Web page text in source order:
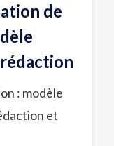
de
: modèle
et